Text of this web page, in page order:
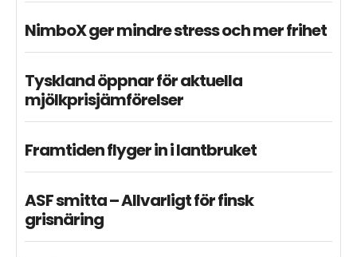
NimboX ger mindre stress och mer frihet
Tyskland öppnar för aktuella
mjölkprisjämförelser
Framtiden flyger in i lantbruket
ASF smitta – Allvarligt för finsk
grisnäring